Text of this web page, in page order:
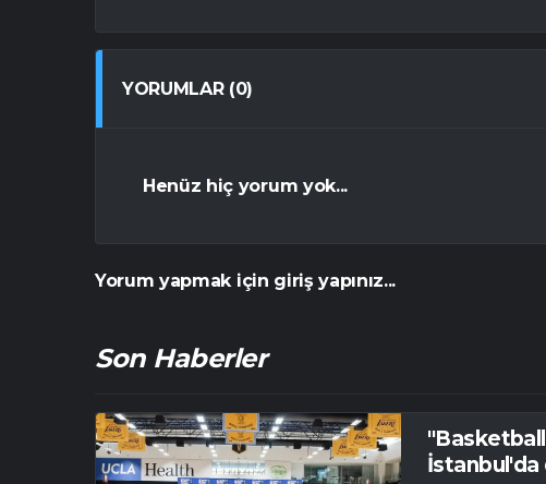
YORUMLAR (0)
Henüz hiç yorum yok...
Yorum yapmak için giriş yapınız...
Son Haberler